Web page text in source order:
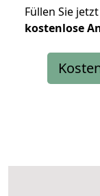
Füllen Sie
kostenlose